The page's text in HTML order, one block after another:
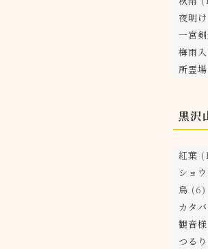
夜明け
一宮
梅雨入
所霊
黒沢
紅葉
ショ
鳥 (6)
カタバ
観音様
つる